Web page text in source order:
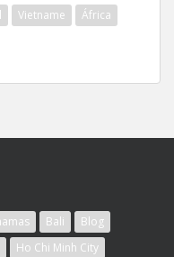
Vietname
África
Bali
Blog
Ho Chi Minh City